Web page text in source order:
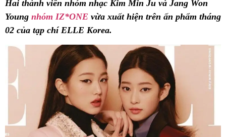
Hai thành viên nhóm nhạc Kim Min Ju và Jang Won
Young nhóm IZ*ONE vừa xuất hiện trên ấn phẩm tháng
02 của tạp chí ELLE Korea.